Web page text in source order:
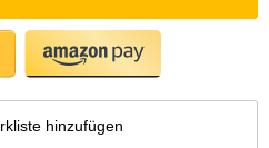
hinzufügen